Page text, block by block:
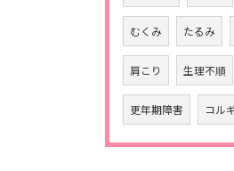
むくみ たるみ
肩こり 生理不順
更年期障害 コル